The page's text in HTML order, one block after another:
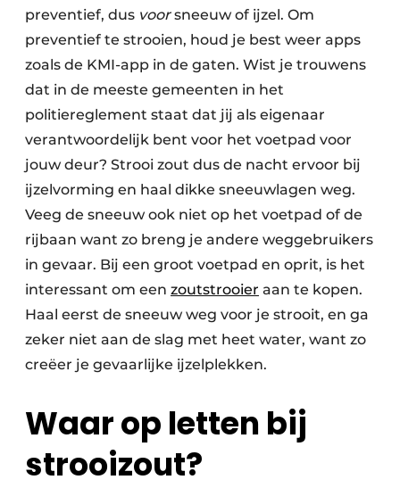
preventief, dus voorsneeuw of ijzel. Om
preventief te strooien, houd je best weer apps
zoals de KMI-app in de gaten. Wist je trouwens
dat in de meeste gemeenten in het
politiereglement staat dat jij als eigenaar
verantwoordelijk bent voor het voetpad voor
jouw deur? Strooi zout dus de nacht ervoor bij
ijzelvorming en haal dikke sneeuwlagen weg.
Veeg de sneeuw ook niet op het voetpad of de
rijbaan want zo breng je andere weggebruikers
in gevaar. Bij een groot voetpad en oprit, is het
interessant om een zoutstrooier aan te kopen.
Haal eerst de sneeuw weg voor je strooit, en ga
zeker niet aan de slag met heet water, want zo
creëer je gevaarlijke ijzelplekken.
Waar op letten bij
strooizout?